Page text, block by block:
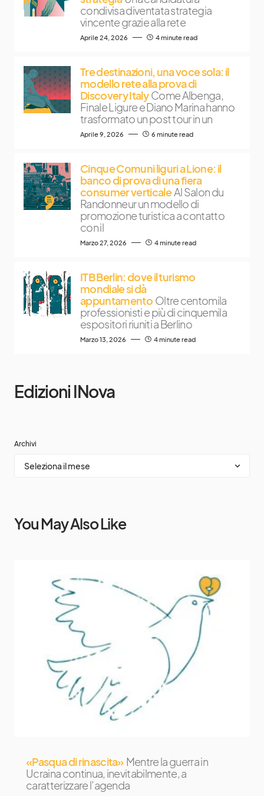
condivisa diventata strategia
vincente grazie alla rete
Aprile 24, 2026 4 minute read
Tre destinazioni, una voce sola: il
modello rete alla prova di
Discovery Italy Come Albenga,
Finale Ligure e Diano Marina hanno
trasformato un post tour in un
Aprile 9, 2026 6 minute read
Cinque Comuni liguri a Lione: il
banco di prova di una fiera
consumer verticale Al Salon du
Randonneur un modello di
promozione turistica a contatto
con il
Marzo 27, 2026 4 minute read
ITB Berlin: dove il turismo
mondiale si dà
appuntamento Oltre centomila
professionisti e più di cinquemila
espositori riuniti a Berlino
Marzo 13, 2026 4 minute read
Edizioni INova
Archivi
You May Also Like
«Pasqua di rinascita» Mentre la guerra in
Ucraina continua, inevitabilmente, a
caratterizzare l’agenda